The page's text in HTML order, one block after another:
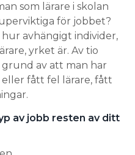
som lärare i skolan
för jobbet?
avhängigt individer,
yrket är. Av tio
grund av att man har
eller fått fel lärare, fått
av jobb resten av ditt